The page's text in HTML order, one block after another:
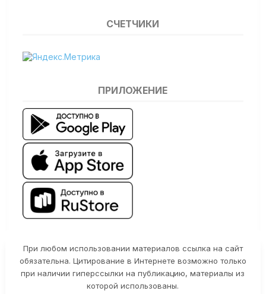
СЧЕТЧИКИ
ПРИЛОЖЕНИЕ
При любом использовании материалов ссылка на сайт
обязательна. Цитирование в Интернете возможно только
при наличии гиперссылки на публикацию, материалы из
которой использованы.